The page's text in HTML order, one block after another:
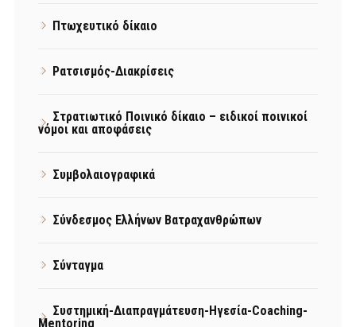
Πτωχευτικό δίκαιο
Ρατσισμός-Διακρίσεις
Στρατιωτικό Ποινικό δίκαιο – ειδικοί ποινικοί
νόμοι και αποφάσεις
Συμβολαιογραφικά
Σύνδεσμος Ελλήνων Βατραχανθρώπων
Σύνταγμα
Συστημική-Διαπραγμάτευση-Ηγεσία-Coaching-
Mentoring